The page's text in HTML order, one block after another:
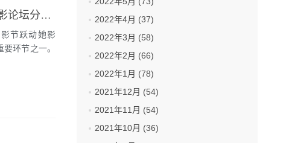
Boucheron宝诗龙大中华区代言人周冬雨 将于戛纳电影节跃动她影论坛分享自由视角
节跃动她影
环节之一。
2022年4月 (37)
2022年3月 (58)
2022年2月 (66)
2022年1月 (78)
2021年12月 (54)
2021年11月 (54)
2021年10月 (36)